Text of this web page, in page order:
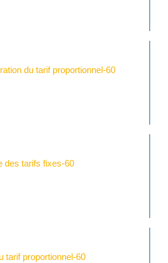
du tarif proportionnel-60
des tarifs fixes-60
tarif proportionnel-60